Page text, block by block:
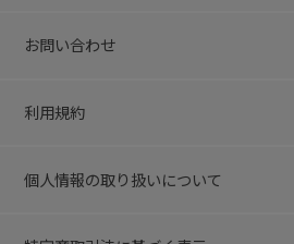
お問い合わせ
利用規約
個人情報の取り扱いについて